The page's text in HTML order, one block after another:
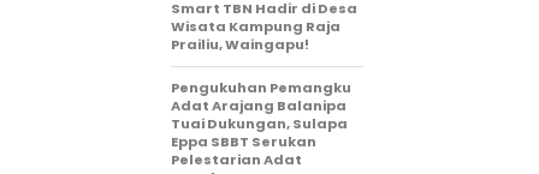
Smart TBN Hadir di Desa
Wisata Kampung Raja
Prailiu, Waingapu!
Pengukuhan Pemangku
Adat Arajang Balanipa
Tuai Dukungan, Sulapa
Eppa SBBT Serukan
Pelestarian Adat